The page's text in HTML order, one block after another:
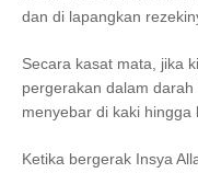
dan di lapangkan
Secara kasat mata, jika
pergerakan dalam
menyebar di kaki hingga
Ketika bergerak Insya